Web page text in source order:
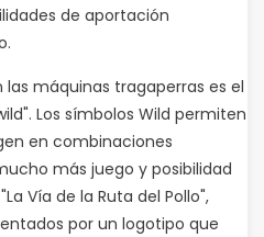
de aportación
máquinas tragaperras es el
Los símbolos Wild permiten
en combinaciones
más juego y posibilidad
Vía de la Ruta del Pollo",
por un logotipo que